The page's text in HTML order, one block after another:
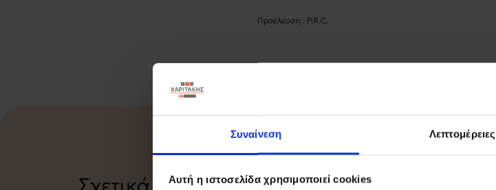
Συναίνεση Λεπτομέρειες
Αυτή η ιστοσελίδα χρησιμοποιεί cookies
Προέλευση : P.R.C.